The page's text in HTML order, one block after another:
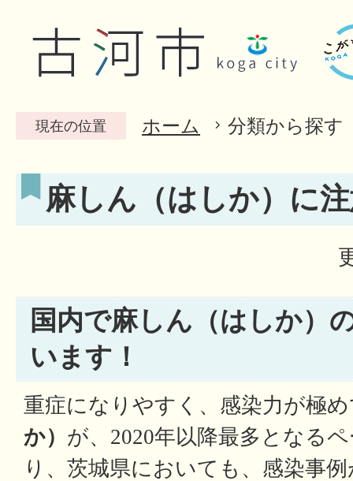
現在の位置 ホーム 分類から探す
麻しん（はしか）に
国内で麻しん（はしか）
います！
重症になりやすく、感染力が極
か） が、2020年以降最多となる
り、茨城県においても、感染事